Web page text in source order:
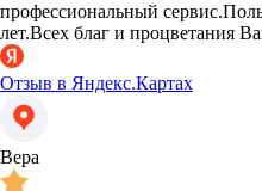
профессиональный
лет.Всех благ и процветания
Отзыв в Яндекс.Картах
Вера